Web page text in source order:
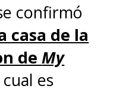
confirmó
casa de la
deMy
es